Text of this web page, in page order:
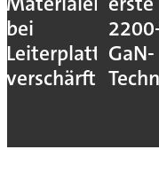
bei
Leiterplatten
verschärft
GaN-